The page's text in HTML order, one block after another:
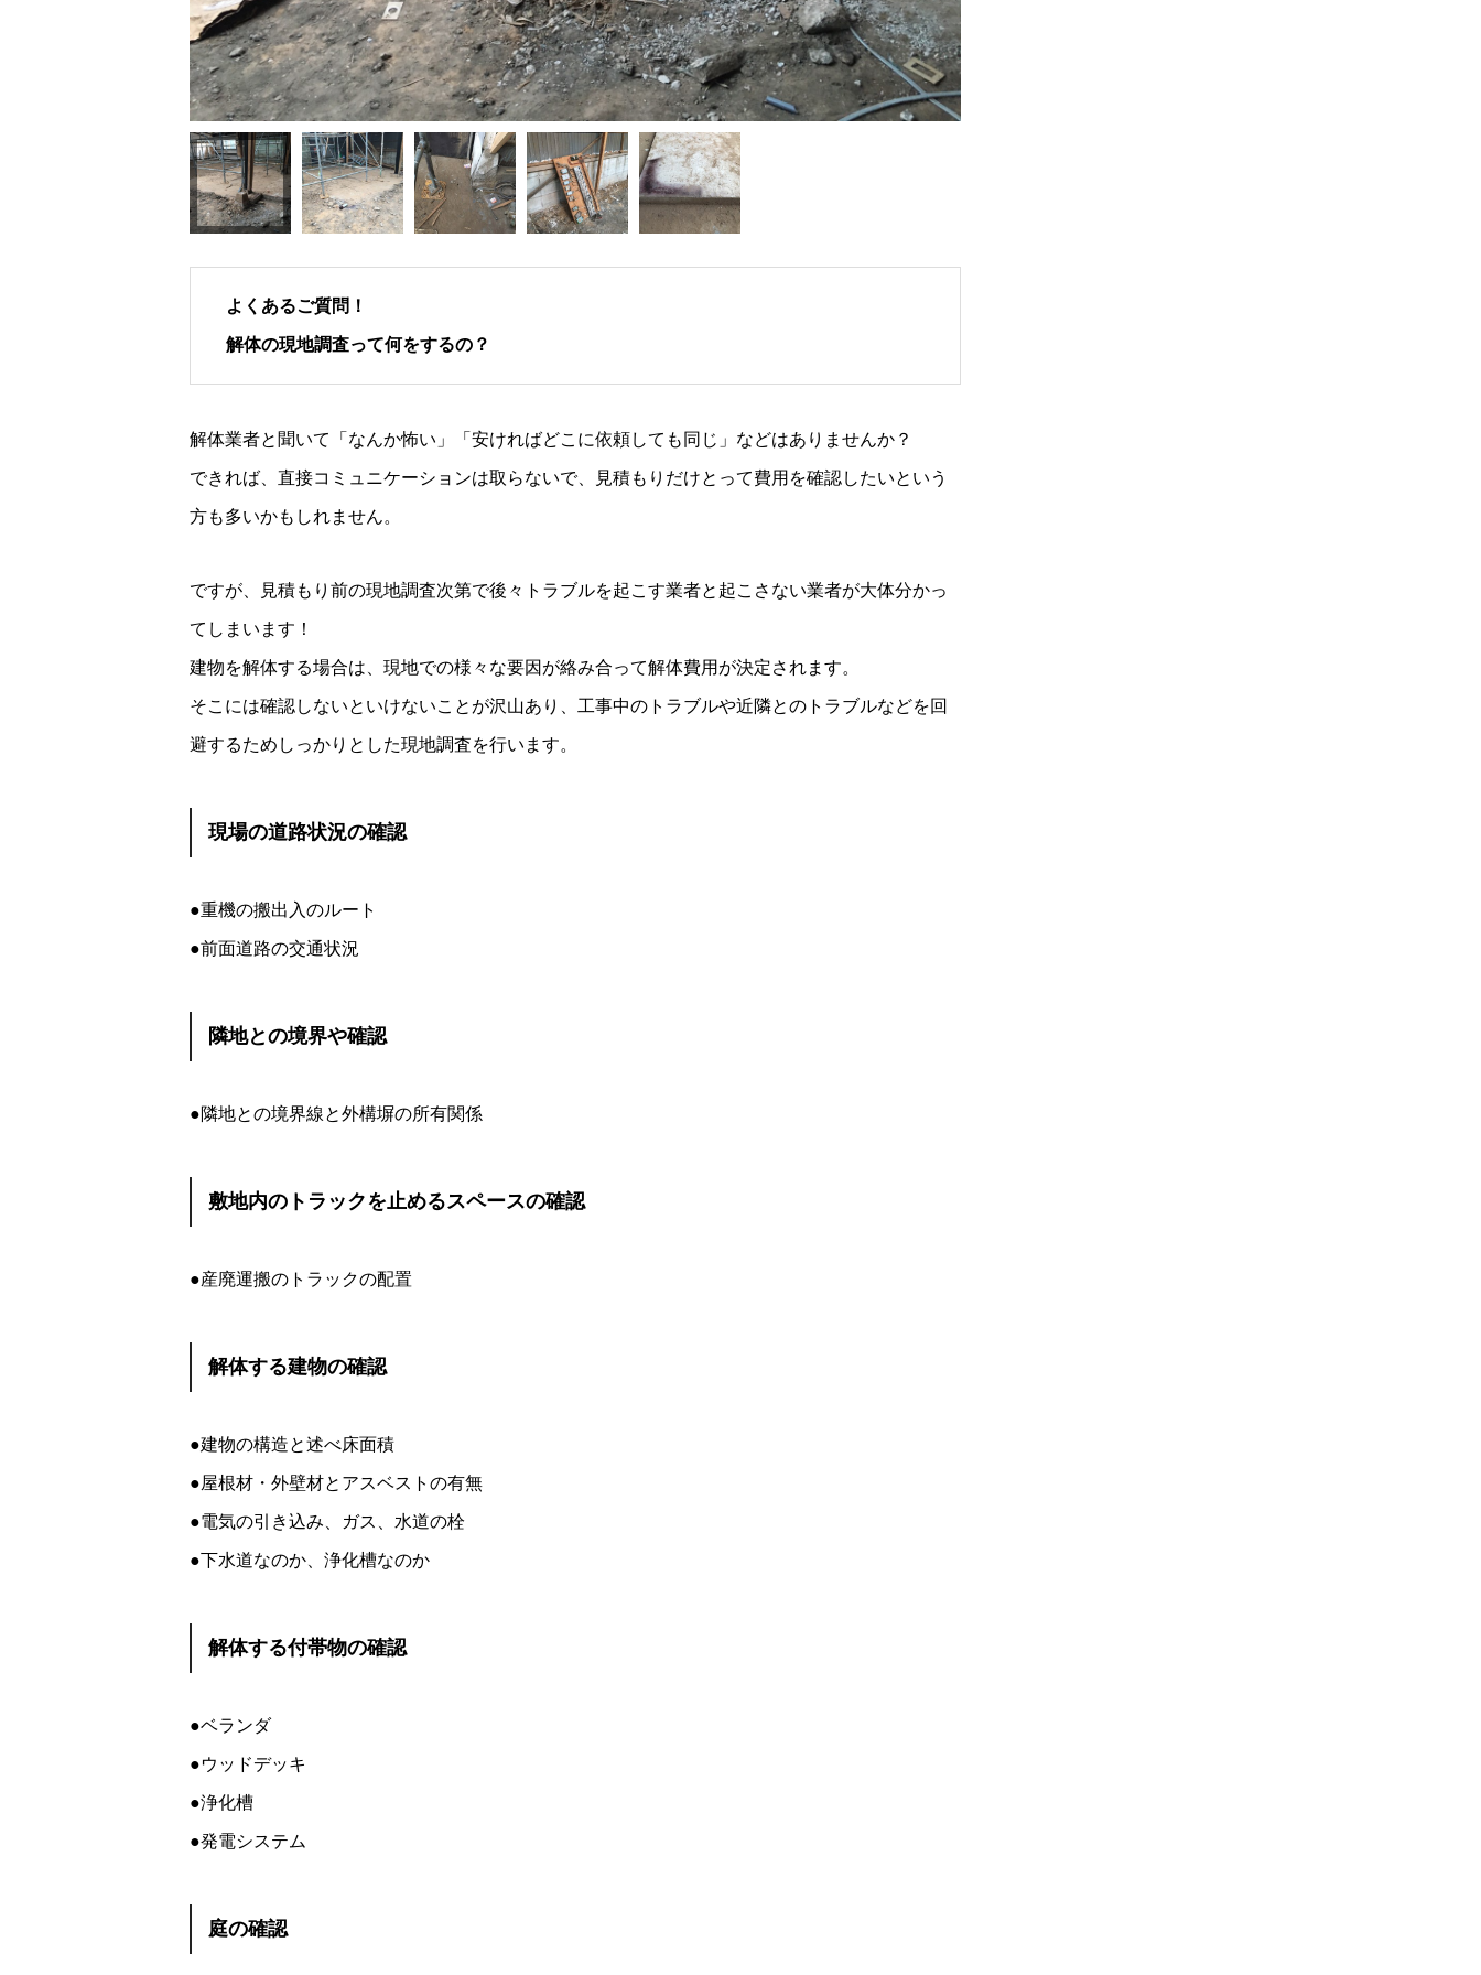
よくあるご質問！
解体の現地調査って何をするの？
解体業者と聞いて「なんか怖い」「安ければどこに依頼しても同じ」などはありませんか？
できれば、直接コミュニケーションは取らないで、見積もりだけとって費用を確認したいという
方も多いかもしれません。
ですが、見積もり前の現地調査次第で後々トラブルを起こす業者と起こさない業者が大体分かっ
てしまいます！
建物を解体する場合は、現地での様々な要因が絡み合って解体費用が決定されます。
そこには確認しないといけないことが沢山あり、工事中のトラブルや近隣とのトラブルなどを回
避するためしっかりとした現地調査を行います。
現場の道路状況の確認
●重機の搬出入のルート
●前面道路の交通状況
隣地との境界や確認
●隣地との境界線と外構塀の所有関係
敷地内のトラックを止めるスペースの確認
●産廃運搬のトラックの配置
解体する建物の確認
●建物の構造と述べ床面積
●屋根材・外壁材とアスベストの有無
●電気の引き込み、ガス、水道の栓
●下水道なのか、浄化槽なのか
解体する付帯物の確認
●ベランダ
●ウッドデッキ
●浄化槽
●発電システム
庭の確認